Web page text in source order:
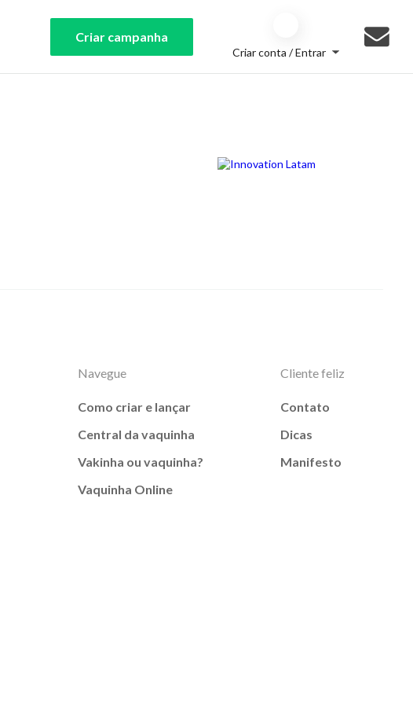
Criar campanha
Criar conta / Entrar
Navegue
Como criar e lançar
Central da vaquinha
Vakinha ou vaquinha?
Vaquinha Online
Cliente feliz
Contato
Dicas
Manifesto